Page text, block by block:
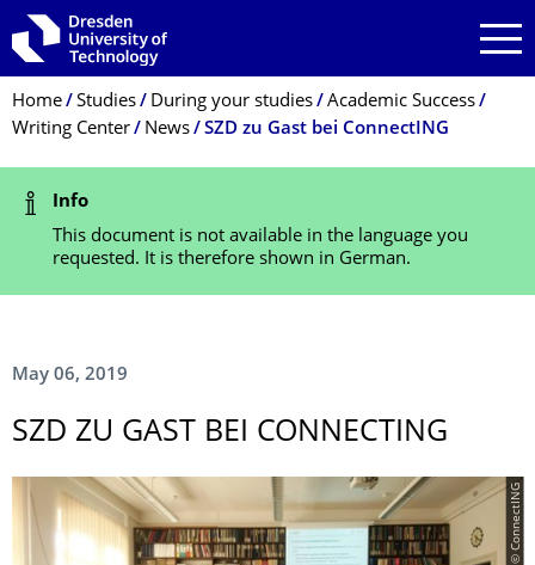
Skip to main navigation
Skip to search
Skip to content
Breadcrumb Menu
Home Studies During your studies
Academic Success
Writing Center
News SZD zu Gast bei ConnectING
Status Message
Info
This document is not available in the language you
requested. It is therefore shown in German.
May 06, 2019
SZD ZU GAST BEI CONNECTING
© ConnectING